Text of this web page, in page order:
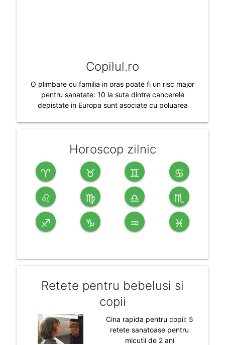
Copilul.ro
O plimbare cu familia in oras poate fi un risc major
pentru sanatate: 10 la suta dintre cancerele
depistate in Europa sunt asociate cu poluarea
Horoscop zilnic
♈ ♉ ♊ ♋
♌ ♍ ♎ ♏
♐ ♑ ♒ ♓
Retete pentru bebelusi si
copii
Cina rapida pentru copii: 5
retete sanatoase pentru
micutii de 2 ani